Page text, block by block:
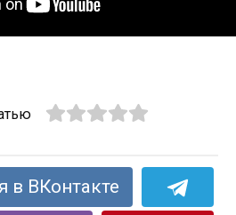
в ВКонтакте